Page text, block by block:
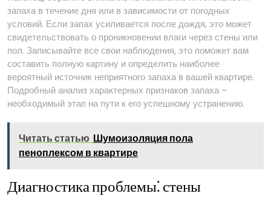
запаха в течение дня или в зависимости от погодных
условий. Если запах усиливается после дождя, это может
свидетельствовать о проникновении влаги через стены или
пол. Записывайте все свои наблюдения, это поможет вам
составить полную картину и определить наиболее
вероятный источник неприятного запаха в вашей квартире.
Подробный анализ характерных признаков запаха –
необходимый этап на пути к его успешному устранению.
Читать статью Шумоизоляция пола
пеноплексом в квартире
Диагностика проблемы⁚ стены